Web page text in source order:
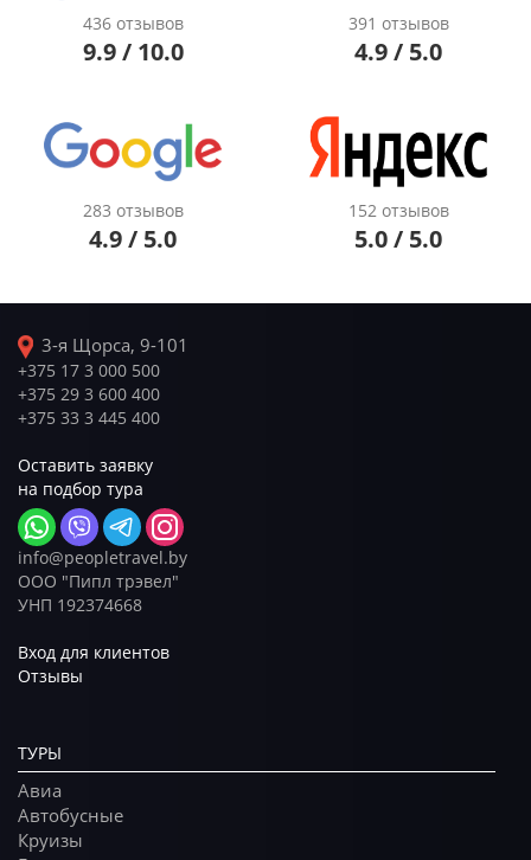
436 отзывов
9.9 / 10.0
391 отзывов
4.9 / 5.0
283 отзывов
4.9 / 5.0
152 отзывов
5.0 / 5.0
3-я Щорса, 9-101
+375 17 3 000 500
+375 29 3 600 400
+375 33 3 445 400
Оставить заявку
на подбор тура
info@peopletravel.by
ООО "Пипл трэвел"
УНП 192374668
Вход для клиентов
Отзывы
ТУРЫ
Авиа
Автобусные
Круизы